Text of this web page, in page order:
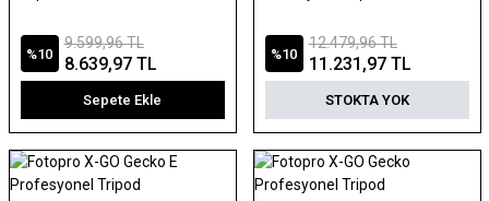
%10
9.599,96 TL
8.639,97 TL
Sepete Ekle
%10
12.479,96 TL
11.231,97 TL
STOKTA YOK